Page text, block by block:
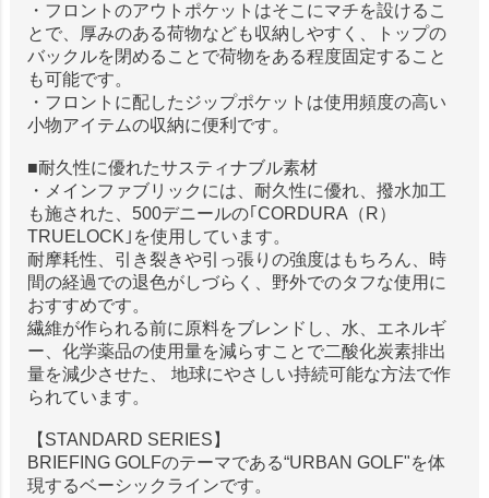
・フロントのアウトポケットはそこにマチを設けるこ
とで、厚みのある荷物なども収納しやすく、トップの
バックルを閉めることで荷物をある程度固定すること
も可能です。
・フロントに配したジップポケットは使用頻度の高い
小物アイテムの収納に便利です。
■耐久性に優れたサスティナブル素材
・メインファブリックには、耐久性に優れ、撥水加工
も施された、500デニールの｢CORDURA（R）
TRUELOCK｣を使用しています。
耐摩耗性、引き裂きや引っ張りの強度はもちろん、時
間の経過での退色がしづらく、野外でのタフな使用に
おすすめです。
繊維が作られる前に原料をブレンドし、水、エネルギ
ー、化学薬品の使用量を減らすことで二酸化炭素排出
量を減少させた、 地球にやさしい持続可能な方法で作
られています。
【STANDARD SERIES】
BRIEFING GOLFのテーマである“URBAN GOLF"を体
現するベーシックラインです。